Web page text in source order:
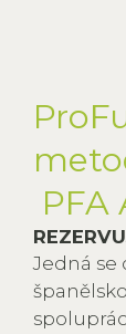
PFA
Jedná se